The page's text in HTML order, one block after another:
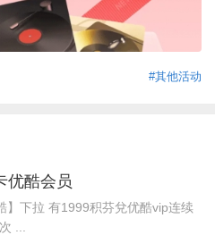
#其他活动
优酷会员
】下拉 有1999积芬兌优酷vip连续
...